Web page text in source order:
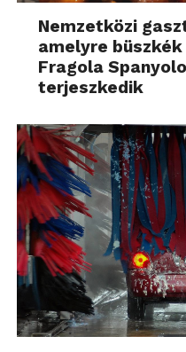
Nemzetközi
amelyre
Fragola
terjeszkedik